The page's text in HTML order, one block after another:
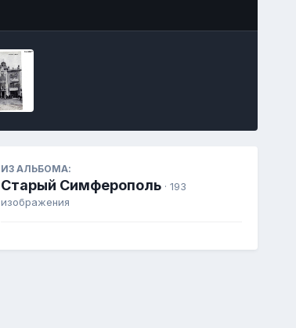
ИЗ АЛЬБОМА:
Старый Симферополь · 193
изображения